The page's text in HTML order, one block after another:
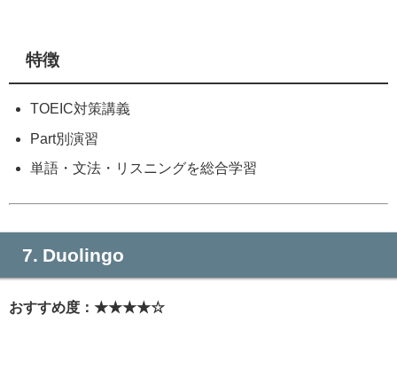
特徴
TOEIC対策講義
Part別演習
単語・文法・リスニングを総合学習
7. Duolingo
おすすめ度：★★★★☆